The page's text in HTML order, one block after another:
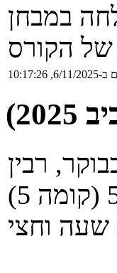
הקורס
10:17:26
יתקיים בתאריך 7/11/2025 בשעה 9:00 בבוקר, רבין